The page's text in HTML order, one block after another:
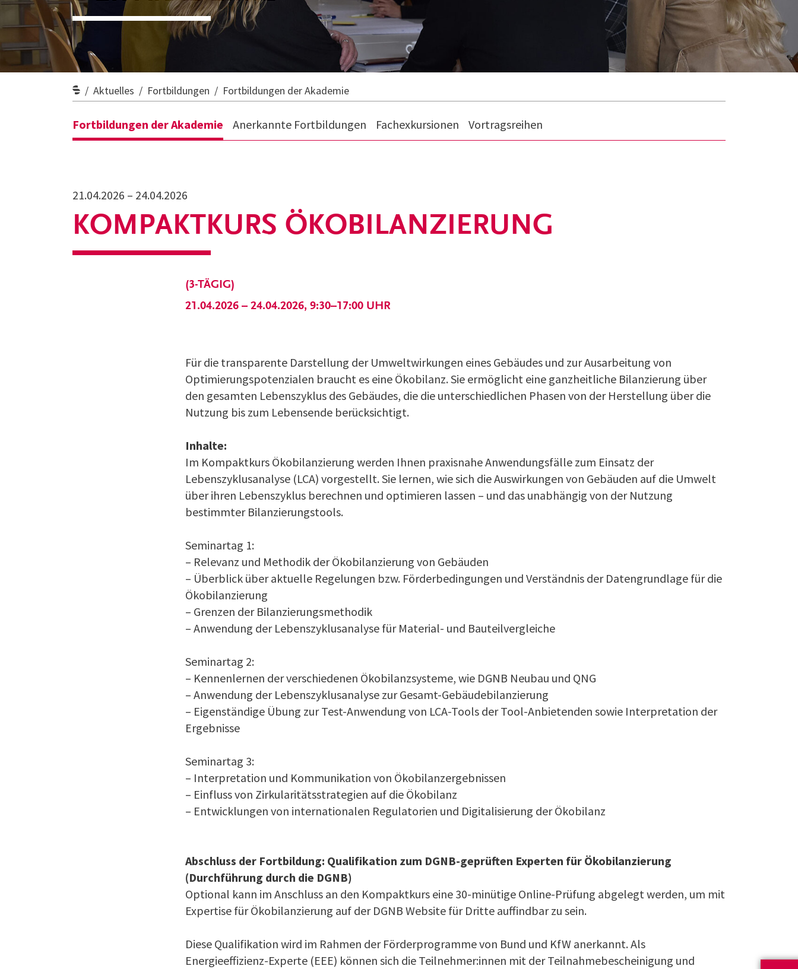
Aktuelles Fortbildungen Fortbildungen der Akademie
Fortbildungen der Akademie Anerkannte Fortbildungen Fachexkursionen Vortragsreihen
21.04.2026 – 24.04.2026
KOMPAKTKURS ÖKOBILANZIERUNG
(3-TÄGIG)
21.04.2026 – 24.04.2026, 9:30–17:00 UHR
Für die transparente Darstellung der Umweltwirkungen eines Gebäudes und zur Ausarbeitung von
Optimierungspotenzialen braucht es eine Ökobilanz. Sie ermöglicht eine ganzheitliche Bilanzierung über
den gesamten Lebenszyklus des Gebäudes, die die unter­schiedlichen Phasen von der Herstellung über die
Nutzung bis zum Lebensende berücksichtigt.
Inhalte:
Im Kompaktkurs Ökobilanzierung werden Ihnen praxisnahe Anwendungsfälle zum Einsatz der
Lebenszyklusanalyse (LCA) vorgestellt. Sie lernen, wie sich die Auswirkungen von Gebäuden auf die Umwelt
über ihren Lebenszyklus berechnen und optimieren lassen – und das unabhängig von der Nutzung
bestimmter Bilanzierungstools.
Seminartag 1:
– Relevanz und Methodik der Ökobilanzierung von Gebäuden
– Überblick über aktuelle Regelungen bzw. Förderbedingungen und Verständnis der Datengrundlage für die
Ökobilanzierung
– Grenzen der Bilanzierungsmethodik
– Anwendung der Lebenszyklusanalyse für Material- und Bauteilvergleiche
Seminartag 2:
– Kennenlernen der verschiedenen Ökobilanzsysteme, wie DGNB Neubau und QNG
– Anwendung der Lebenszyklusanalyse zur Gesamt-Gebäudebilanzierung
– Eigenständige Übung zur Test-Anwendung von LCA-Tools der Tool-Anbietenden sowie Interpretation der
Ergebnisse
Seminartag 3:
– Interpretation und Kommunikation von Ökobilanzergebnissen
– Einfluss von Zirkularitätsstrategien auf die Ökobilanz
– Ent­wick­lungen von inter­nationalen Regulatorien und Digitalisierung der Ökobilanz
Abschluss der Fortbildung: Qualifikation zum DGNB-geprüften Experten für Ökobilanzierung
(Durchführung durch die DGNB)
Optional kann im Anschluss an den Kompaktkurs eine 30-minütige Online-Prüfung abgelegt werden, um mit
Expertise für Ökobilanzierung auf der DGNB Website für Dritte auffindbar zu sein.
Diese Qualifikation wird im Rahmen der Förderprogramme von Bund und KfW anerkannt. Als
Energieeffizienz-Experte (EEE) können sich die Teilnehmer:innen mit der Teilnahmebescheinigung und